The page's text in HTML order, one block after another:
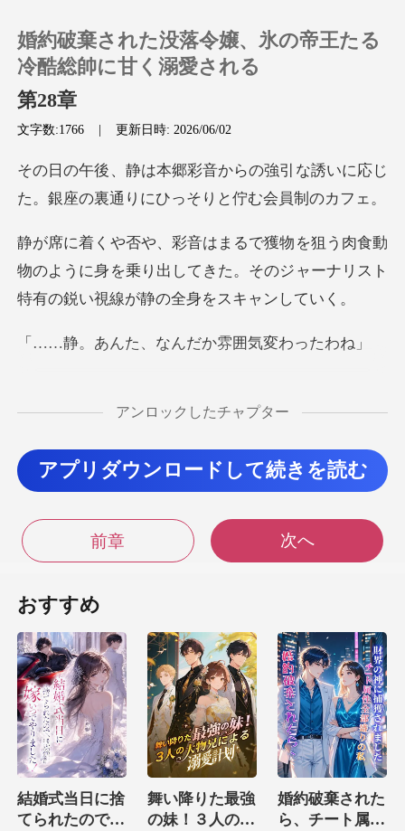
チャージ
閲覧履歴
ログアウトします
検索
婚約破棄された没落令嬢、氷の帝王たる
冷酷総帥に甘く溺愛される
第28章
文字数:1766 |更新日時: 2026/06/02
強引な誘いに応じ
た。銀座の裏通り
動
物のように身を乗り出してきた。そのジャーナリ
た、なんだか雰
れになん
鹿なことを言
けない
の指が正確に静の首筋を指し示す。家政婦の和
子に誤解さ
こ
アンロックしたチャプター
アプリダウンロードして続きを読む
前章 次へ
おすすめ
結婚式当日に捨
てられたので、
舞い降りた最強
の妹！３人の大
婚約破棄された
ら、チート属性